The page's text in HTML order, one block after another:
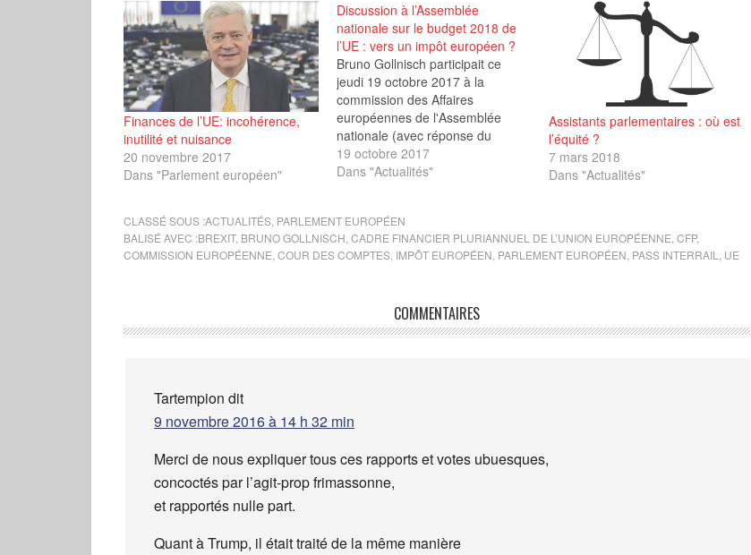
Finances de l’UE: incohérence,
inutilité et nuisance
20 novembre 2017
Dans "Parlement européen"
Discussion à l’Assemblée
nationale sur le budget 2018 de
l’UE : vers un impôt européen ?
Bruno Gollnisch participait ce
jeudi 19 octobre 2017 à la
commission des Affaires
européennes de l'Assemblée
nationale (avec réponse du
président).
19 octobre 2017
Dans "Actualités"
Assistants parlementaires : où est
l’équité ?
7 mars 2018
Dans "Actualités"
CLASSÉ SOUS :ACTUALITÉS PARLEMENT EUROPÉEN
BALISÉ AVEC :BREXIT, BRUNO GOLLNISCH CADRE FINANCIER PLURIANNUEL DE L’UNION EUROPÉENNE CFP,
COMMISSION EUROPÉENNE COUR DES COMPTES IMPÔT EUROPÉEN PARLEMENT EUROPÉEN PASS INTERRAIL UE
COMMENTAIRES
Tartempion dit
9 novembre 2016 à 14 h 32 min
Merci de nous expliquer tous ces rapports et votes ubuesques,
concoctés par l’agit-prop frimassonne,
et rapportés nulle part.
Quant à Trump, il était traité de la même manière